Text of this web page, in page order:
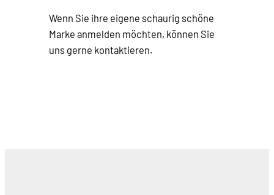
Wenn Sie ihre eigene schaurig schöne
Marke anmelden möchten, können Sie
uns gerne kontaktieren.